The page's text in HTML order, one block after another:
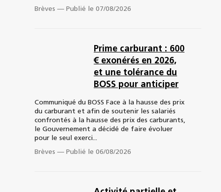
Brèves — Publié le 07/08/2026
Prime carburant : 600
€ exonérés en 2026,
et une tolérance du
BOSS pour anticiper
Communiqué du BOSS Face à la hausse des prix
du carburant et afin de soutenir les salariés
confrontés à la hausse des prix des carburants,
le Gouvernement a décidé de faire évoluer
pour le seul exerci...
Brèves — Publié le 06/08/2026